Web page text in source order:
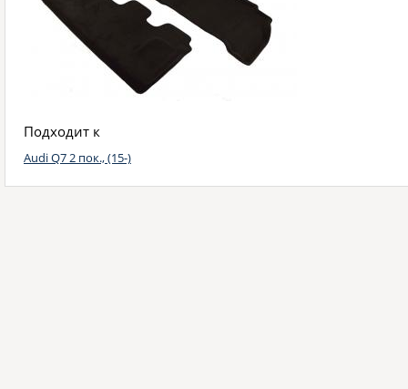
Подходит к
Audi Q7 2 пок., (15-)